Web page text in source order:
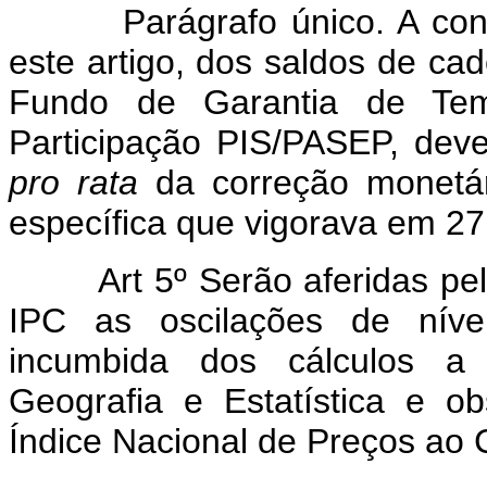
Parágrafo único. A
este artigo, dos saldos de
Fundo de Garantia de
Participação PIS/PASEP,
pro rata da correção
específica que vigorava em
Art 5º Serão aferidas
IPC as oscilações de
incumbida dos cálculos a
Geografia e Estatística e
Índice Nacional de Preços ao